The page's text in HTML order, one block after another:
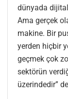
dünyada
Ama gerçek
makine. Bir
yerden hiçbir
geçmek çok
sektörün
üzerindedir”